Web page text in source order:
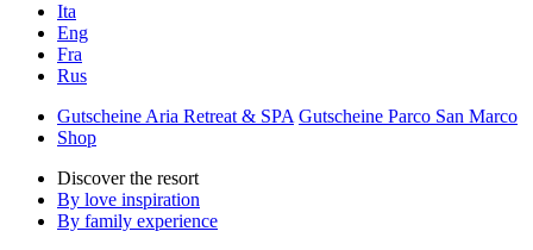
Ita
Eng
Fra
Rus
Gutscheine Aria Retreat & SPA Gutscheine Parco San Marco
Shop
Discover the resort
By love inspiration
By family experience